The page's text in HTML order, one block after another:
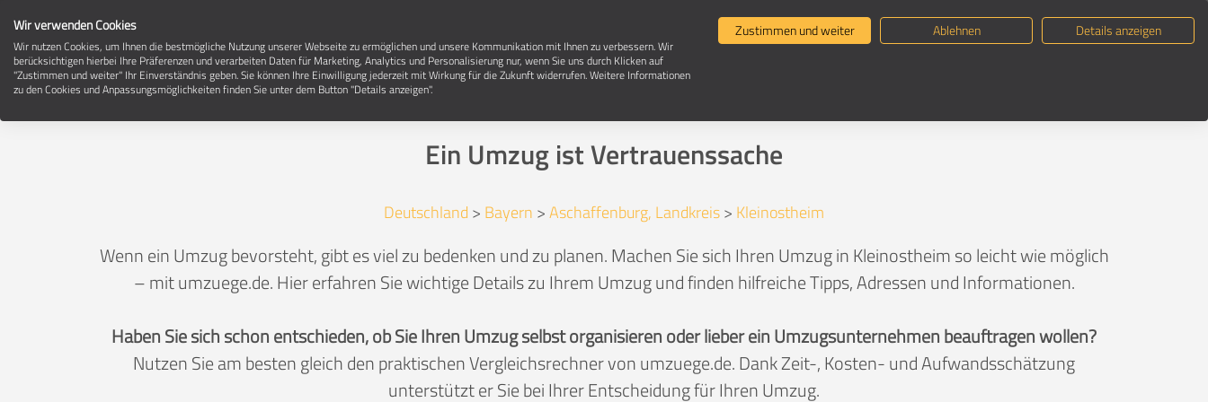
Umzugsunternehmen suchen Umzugsratgeber
Umzug in 63801 Kleinostheim
Ein Umzug ist Vertrauenssache
Deutschland > Bayern >Aschaffenburg, Landkreis> Kleinostheim
Wenn ein Umzug bevorsteht, gibt es viel zu bedenken und zu planen. Machen Sie sich Ihren Umzug in Kleinostheim so leicht wie möglich
– mit umzuege.de. Hier erfahren Sie wichtige Details zu Ihrem Umzug und finden hilfreiche Tipps, Adressen und Informationen.
Haben Sie sich schon entschieden, ob Sie Ihren Umzug selbst organisieren oder lieber ein Umzugsunternehmen beauftragen wollen?
Nutzen Sie am besten gleich den praktischen Vergleichsrechner von umzuege.de. Dank Zeit-, Kosten- und Aufwandsschätzung
unterstützt er Sie bei Ihrer Entscheidung für Ihren Umzug.
Wir verwenden Cookies
Wir nutzen Cookies, um Ihnen die bestmögliche Nutzung unserer Webseite zu ermöglichen und unsere Kommunikation mit Ihnen zu verbessern. Wir
berücksichtigen hierbei Ihre Präferenzen und verarbeiten Daten für Marketing, Analytics und Personalisierung nur, wenn Sie uns durch Klicken auf
"Zustimmen und weiter" Ihr Einverständnis geben. Sie können Ihre Einwilligung jederzeit mit Wirkung für die Zukunft widerrufen. Weitere Informationen
zu den Cookies und Anpassungsmöglichkeiten finden Sie unter dem Button "Details anzeigen".
Zustimmen und weiter Ablehnen Details anzeigen